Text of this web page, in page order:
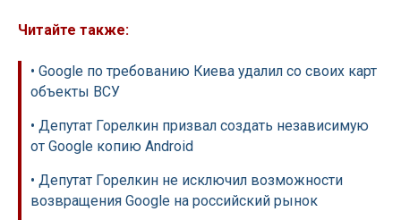
Читайте также:
• Google по требованию Киева удалил со своих карт
объекты ВСУ
• Депутат Горелкин призвал создать независимую
от Google копию Android
• Депутат Горелкин не исключил возможности
возвращения Google на российский рынок